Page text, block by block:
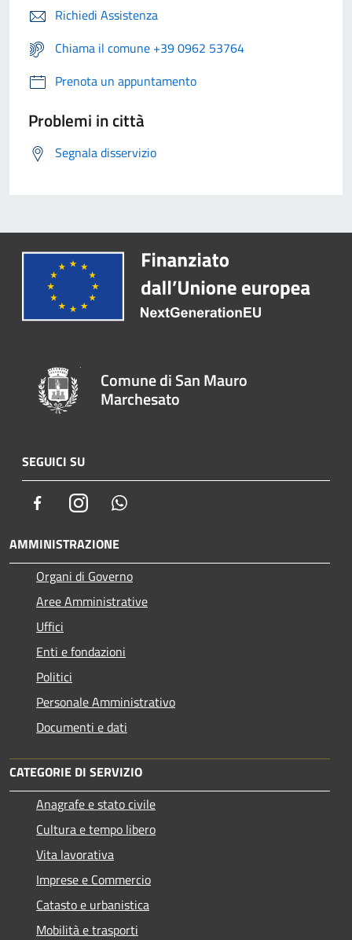
Richiedi Assistenza
Chiama il comune +39 0962 53764
Prenota un appuntamento
Problemi in città
Segnala disservizio
Comune di San Mauro
Marchesato
SEGUICI SU
FacebookInstagram
AMMINISTRAZIONE
Organi di Governo
Aree Amministrative
Uffici
Enti e fondazioni
Politici
Personale Amministrativo
Documenti e dati
CATEGORIE DI SERVIZIO
Anagrafe e stato civile
Cultura e tempo libero
Vita lavorativa
Imprese e Commercio
Catasto e urbanistica
Mobilità e trasporti